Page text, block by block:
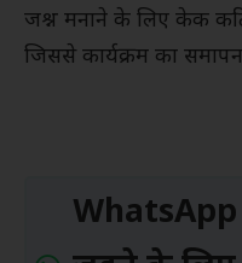
जश्न मनाने के लिए केक
जिससे कार्यक्रम का